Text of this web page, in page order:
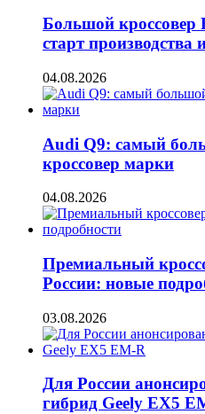
Большой кроссовер
старт
04.08.2026
Audi Q9: самый
кроссовер марки
04.08.2026
Премиальный
России: новые
03.08.2026
Для России
гибрид Geely EX5